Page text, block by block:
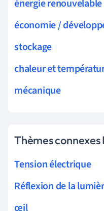
énergie renouvelable
économie /
stockage
chaleur et
mécanique
Thèmes connexes
Tension électrique
Réflexion de la